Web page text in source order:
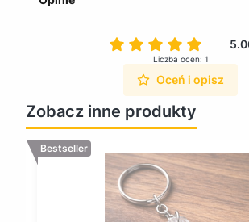
Liczba ocen: 1
Oceń i opisz
Zobacz inne produkty
Bestseller